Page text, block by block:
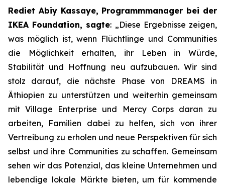
Rediet Abiy Kassaye, Programmmanager bei der
IKEA Foundation, sagte: „Diese Ergebnisse zeigen,
was möglich ist, wenn Flüchtlinge und Communities
die Möglichkeit erhalten, ihr Leben in Würde,
Stabilität und Hoffnung neu aufzubauen. Wir sind
stolz darauf, die nächste Phase von DREAMS in
Äthiopien zu unterstützen und weiterhin gemeinsam
mit Village Enterprise und Mercy Corps daran zu
arbeiten, Familien dabei zu helfen, sich von ihrer
Vertreibung zu erholen und neue Perspektiven für sich
selbst und ihre Communities zu schaffen. Gemeinsam
sehen wir das Potenzial, das kleine Unternehmen und
lebendige lokale Märkte bieten, um für kommende